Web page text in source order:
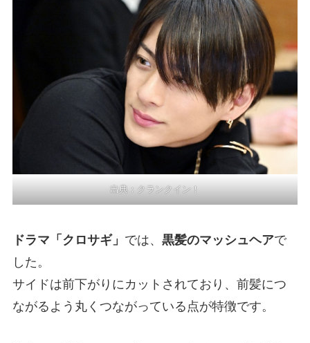
出典： クランクイン！
ドラマ「クロサギ」 では、 黒髪のマッシュヘアで
した。
サイドは前下がりにカットされており、前髪につ
ながるよう丸くつながっている点が特徴です。